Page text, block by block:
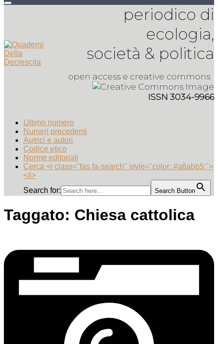
periodico di
ecologia,
società & politica
open access e creative commons
ISSN 3034-9966
Ultimo numero
Numeri precedenti
Autrici e autori
Codice etico
Norme editoriali
Cerca <i class="fas fa-search" style="color: #a6abb5;">
</i>
Search for:
Search Button
Taggato: Chiesa cattolica